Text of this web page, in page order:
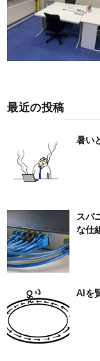
最近の投稿
暑い
スパ
な仕
AIを